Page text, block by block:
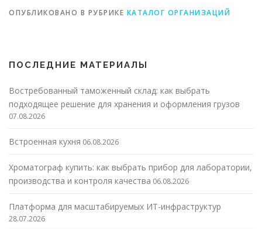
ОПУБЛИКОВАНО В РУБРИКЕ КАТАЛОГ ОРГАНИЗАЦИЙ
ПОСЛЕДНИЕ МАТЕРИАЛЫ
Востребованный таможенный склад: как выбрать
подходящее решение для хранения и оформления грузов
07.08.2026
Встроенная кухня 06.08.2026
Хроматограф купить: как выбрать прибор для лаборатории,
производства и контроля качества 06.08.2026
Платформа для масштабируемых ИТ-инфраструктур
28.07.2026